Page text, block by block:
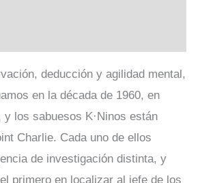
deducción y agilidad mental,
en la década de 1960, en
y los sabuesos K·Ninos están
Charlie. Cada uno de ellos
de investigación distinta, y
primero en localizar al jefe de los